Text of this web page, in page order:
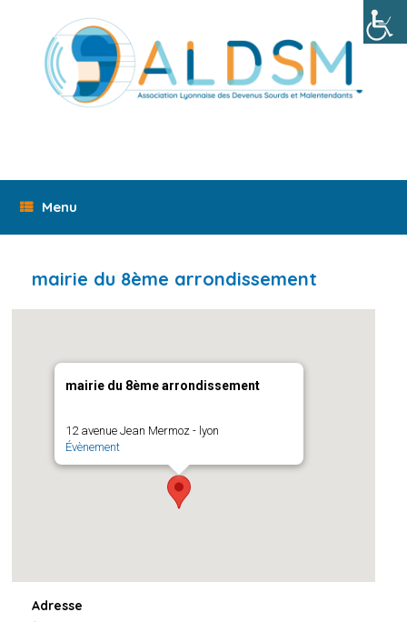
Menu
mairie du 8ème arrondissement
mairie du 8ème arrondissement
12 avenue Jean Mermoz - lyon
Évènement
Adresse